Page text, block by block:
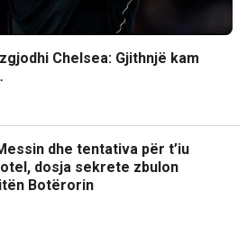
Chelsea: Gjithnjë kam
dhe tentativa për t’iu
dosja sekrete zbulon
Botërorin